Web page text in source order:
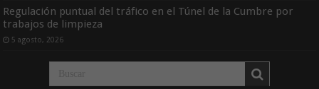
Regulación puntual del tráfico en el Túnel de la Cumbre por
trabajos de limpieza
5 agosto, 2026